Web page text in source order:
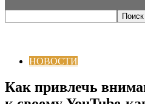
НОВОСТИ
Как привлечь